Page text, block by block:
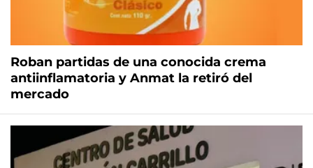
Roban partidas de una conocida crema
antiinflamatoria y Anmat la retiró del
mercado